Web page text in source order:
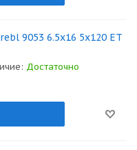
9053 6.5x16 5x120 ET
Достаточно